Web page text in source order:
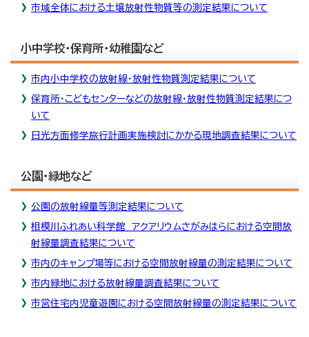
市域全体における土壌放射性物質等の測定結果について
小中学校・保育所・幼稚園など
市内小中学校の放射線・放射性物質測定結果について
保育所・こどもセンターなどの放射線・放射性物質測定結果につ
いて
日光方面修学旅行計画実施検討にかかる現地調査結果について
公園・緑地など
公園の放射線量等測定結果について
相模川ふれあい科学館 アクアリウムさがみはらにおける空間放
射線量調査結果について
市内のキャンプ場等における空間放射線量の測定結果について
市内緑地における放射線量調査結果について
市営住宅内児童遊園における空間放射線量の測定結果について